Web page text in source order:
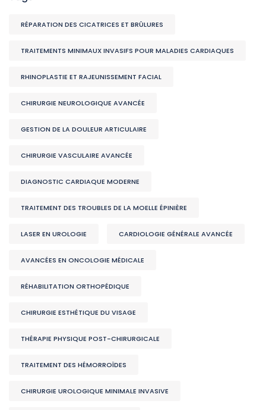
RÉPARATION DES CICATRICES ET BRÛLURES
TRAITEMENTS MINIMAUX INVASIFS POUR MALADIES CARDIAQUES
RHINOPLASTIE ET RAJEUNISSEMENT FACIAL
CHIRURGIE NEUROLOGIQUE AVANCÉE
GESTION DE LA DOULEUR ARTICULAIRE
CHIRURGIE VASCULAIRE AVANCÉE
DIAGNOSTIC CARDIAQUE MODERNE
TRAITEMENT DES TROUBLES DE LA MOELLE ÉPINIÈRE
LASER EN UROLOGIE CARDIOLOGIE GÉNÉRALE AVANCÉE
AVANCÉES EN ONCOLOGIE MÉDICALE
RÉHABILITATION ORTHOPÉDIQUE
CHIRURGIE ESTHÉTIQUE DU VISAGE
THÉRAPIE PHYSIQUE POST-CHIRURGICALE
TRAITEMENT DES HÉMORROÏDES
CHIRURGIE UROLOGIQUE MINIMALE INVASIVE